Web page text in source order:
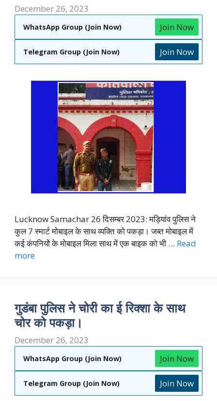
December 26, 2023
WhatsApp Group (Join Now) Join Now
Telegram Group (Join Now) Join Now
Lucknow Samachar 26 दिसम्बर 2023: मड़ियांव पुलिस ने
कुल 7 स्मार्ट मोबाइल के साथ व्यक्ति को पकड़ा। जब्त मोबाइल में
कई कंपनियों के मोबाइल मिला साथ में एक बाइक को भी … Read
more
गुडंबा पुलिस ने चोरी का ई रिक्शा के साथ
चोर को पकड़ा।
December 26, 2023
WhatsApp Group (Join Now) Join Now
Telegram Group (Join Now) Join Now